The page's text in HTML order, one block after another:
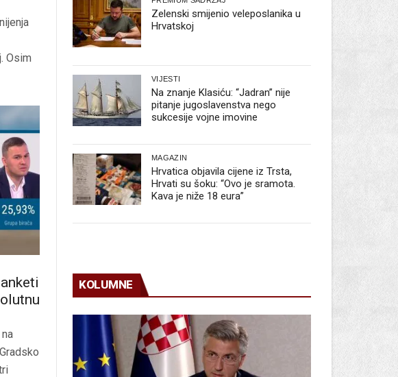
Osim
Zelenski smijenio veleposlanika u
Hrvatskoj
VIJESTI
Na znanje Klasiću: “Jadran” nije
pitanje jugoslavenstva nego
sukcesije vojne imovine
MAGAZIN
Hrvatica objavila cijene iz Trsta,
Hrvati su šoku: “Ovo je sramota.
Kava je niže 18 eura”
KOLUMNE